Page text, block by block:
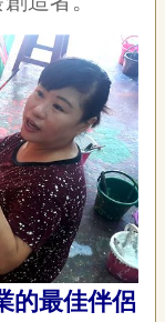
的最佳伴侶